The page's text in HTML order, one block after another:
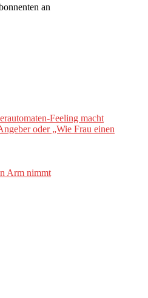
an
Feeling macht
oder „Wie Frau einen
Arm nimmt